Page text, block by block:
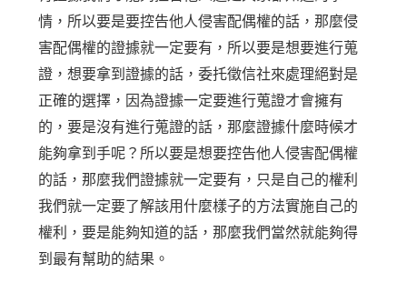
情，所以要是要控告他人侵害配偶權的話，那麼侵
害配偶權的證據就一定要有，所以要是想要進行蒐
證，想要拿到證據的話，委托徵信社來處理絕對是
正確的選擇，因為證據一定要進行蒐證才會擁有
的，要是沒有進行蒐證的話，那麼證據什麼時候才
能夠拿到手呢？所以要是想要控告他人侵害配偶權
的話，那麼我們證據就一定要有，只是自己的權利
我們就一定要了解該用什麼樣子的方法實施自己的
權利，要是能夠知道的話，那麼我們當然就能夠得
到最有幫助的結果。